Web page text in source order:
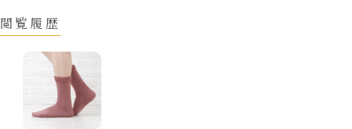
閲覧履歴